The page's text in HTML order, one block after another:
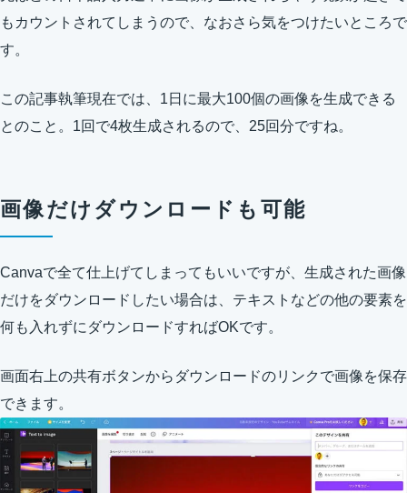
もカウントされてしまうので、なおさら気をつけたいところで
す。
この記事執筆現在では、1日に最大100個の画像を生成できる
とのこと。1回で4枚生成されるので、25回分ですね。
画像だけダウンロードも可能
Canvaで全て仕上げてしまってもいいですが、生成された画像
だけをダウンロードしたい場合は、テキストなどの他の要素を
何も入れずにダウンロードすればOKです。
画面右上の共有ボタンからダウンロードのリンクで画像を保存
できます。